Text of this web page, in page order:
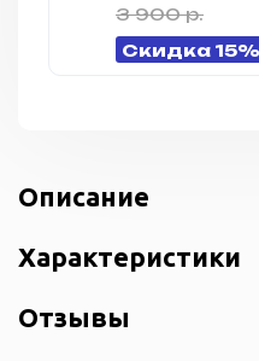
3 900 р.
Скидка 15%
Описание
Характеристики
Отзывы